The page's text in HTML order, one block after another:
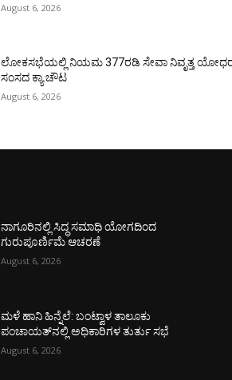
August 6, 2026
ಲೋಕಸಭೆಯಲ್ಲಿ ನಿಯಮ 377ರಡಿ ಸೇವಾ ನಿವೃತ್ತ
ಸಂಸದ ಕ್ಯಾ.ಚೌಟ
August 6, 2026
ನಾಗೂರಿನಲ್ಲಿ ಸಿದ್ಧ ಸಮಾಧಿ ಯೋಗದಿಂದ
ಗುರುಪೂರ್ಣಿಮೆ ಆಚರಣೆ
August 6, 2026
ಮಳೆ ಹಾನಿ ಹಿನ್ನೆಲೆ: ಬಂಟ್ವಾಳ ತಾಲೂಕು
ಪಂಚಾಯತ್‌ನಲ್ಲಿ ಅಧಿಕಾರಿಗಳ ತುರ್ತು ಸಭೆ
August 6, 2026